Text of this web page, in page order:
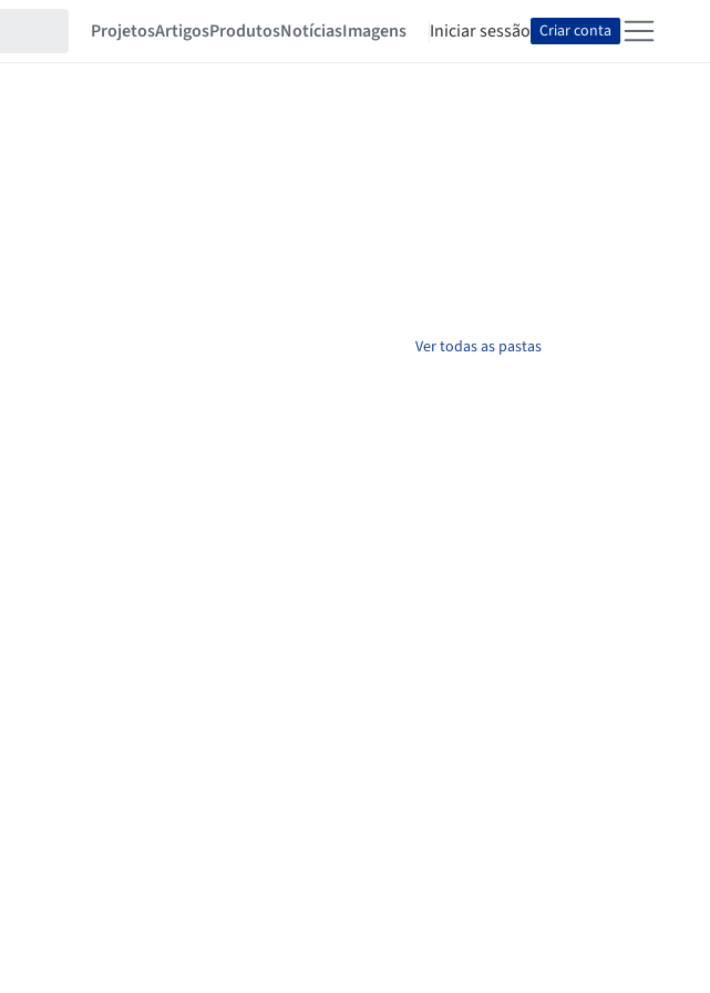
ProjetosArtigosProdutosNotíciasImagens Iniciar sessão Criar conta
Ver todas as pastas